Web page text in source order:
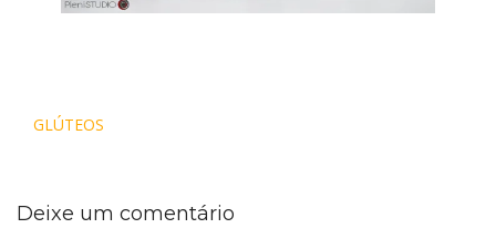
Navegação
GLÚTEOS
Deixe um comentário